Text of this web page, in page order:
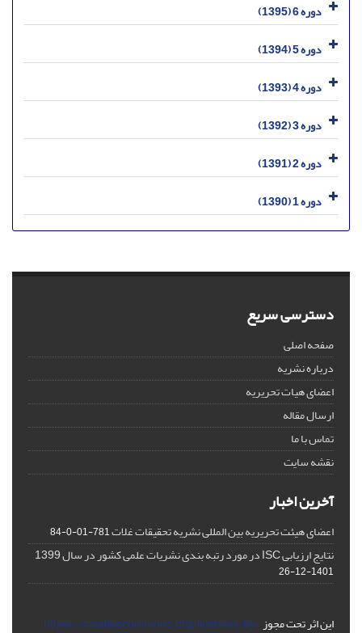
دوره 6 (1395)
دوره 5 (1394)
دوره 4 (1393)
دوره 3 (1392)
دوره 2 (1391)
دوره 1 (1390)
دسترسی سریع
صفحه اصلی
درباره نشریه
اعضای هیات تحریریه
ارسال مقاله
تماس با ما
نقشه سایت
آخرین اخبار
اعضای هیئت تحریریه بین المللی نشریه تحقیقات غلات781-01-0-84
نتایج ارزیابی ISC در مورد رتبه بندی نشریات علمی کشور در سال 1399
1401-12-26
این اثر تحت مجوزhttps://creativecommons.org/licenses/by-